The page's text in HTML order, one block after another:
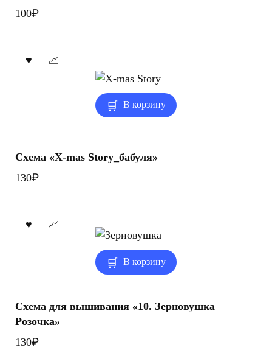
100₽
В корзину
Схема «X-mas Story_бабуля»
130₽
В корзину
Схема для вышивания «10. Зерновушка
Розочка»
130₽